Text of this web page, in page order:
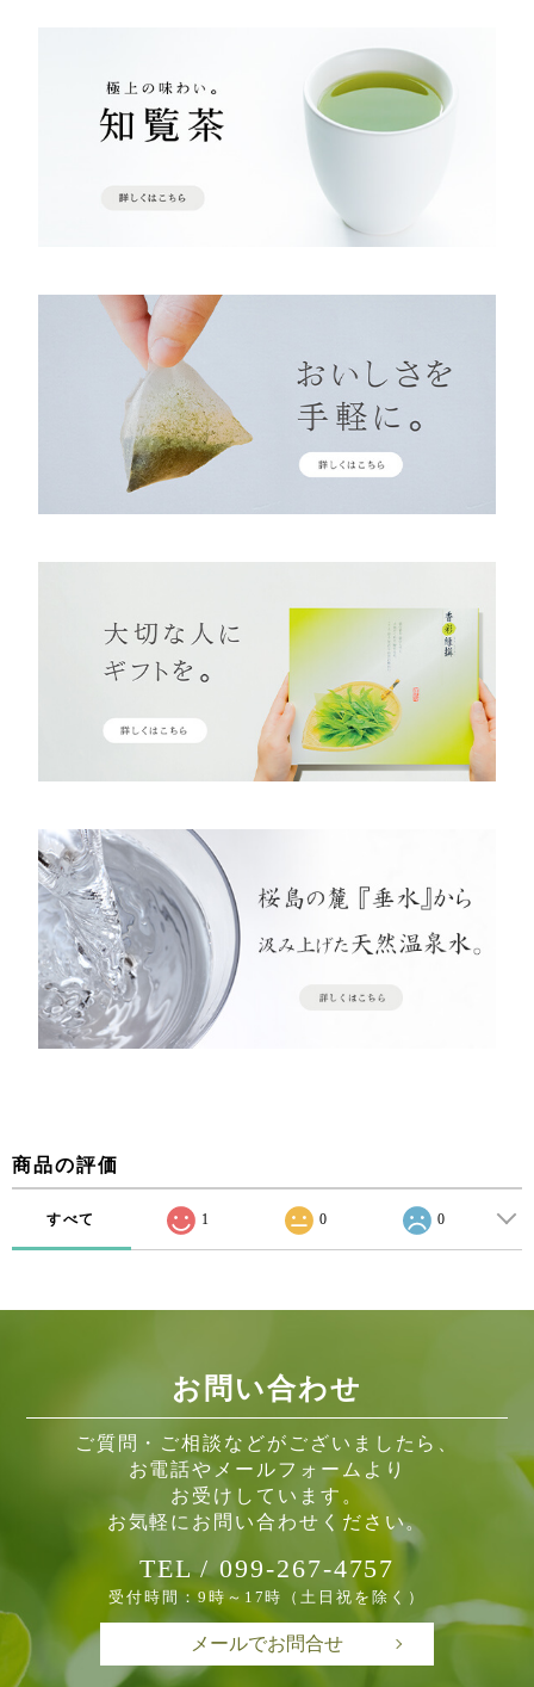
商品の評価
すべて 1 0 0
お問い合わせ
ご質問・ご相談などがございましたら、
お電話やメールフォームより
お受けしています。
お気軽にお問い合わせください。
TEL / 099-267-4757
受付時間：9時～17時（土日祝を除く）
メールでお問合せ